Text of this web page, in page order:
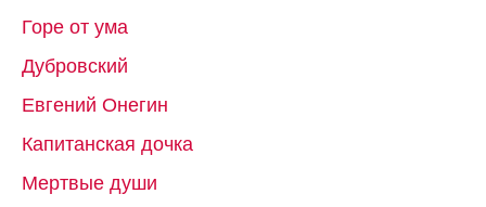
Горе от ума
Дубровский
Евгений Онегин
Капитанская дочка
Мертвые души